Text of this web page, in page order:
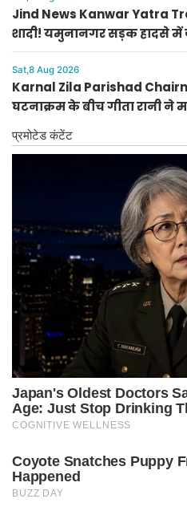
Jind News Kanwar Yatra
शादी! यमुनानगर सड़क हादसे में
दर्दनाक मौत
Sat,8 Aug 2026
Karnal Zila Parishad
घटनाक्रम के बीच गीता रानी ने
मास्टरस्ट्रोक से बदली बाजी